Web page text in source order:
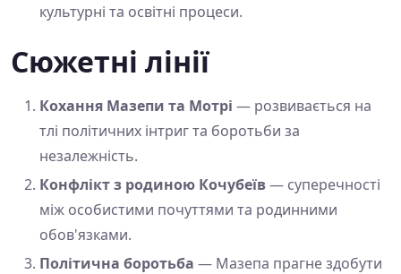
культурні та освітні процеси.
Сюжетні лінії
Кохання Мазепи та Мотрі — розвивається на
тлі політичних інтриг та боротьби за
незалежність.
Конфлікт з родиною Кочубеїв— суперечності
між особистими почуттями та родинними
обов'язками.
Політична боротьба — Мазепа прагне здобути